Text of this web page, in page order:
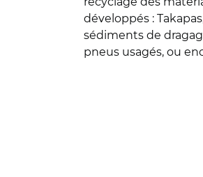
développés :
sédiments de
pneus usagés, ou